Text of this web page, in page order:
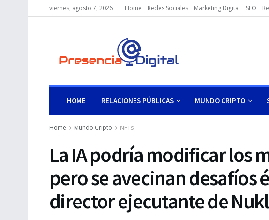
viernes, agosto 7, 2026 Home Redes Sociales Marketing Digital SEO
HOME RELACIONES PÚBLICAS MUNDO CRIPTO
Home Mundo Cripto NFTs
La IA podría modificar los
pero se avecinan desafíos
director ejecutante de